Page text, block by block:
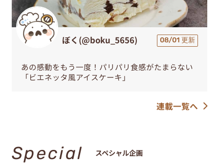
ぼく(@boku_5656) 08/01 更新
あの感動をもう一度！パリパリ食感がたまらない
「ビエネッタ風アイスケーキ」
連載一覧へ
Special スペシャル企画